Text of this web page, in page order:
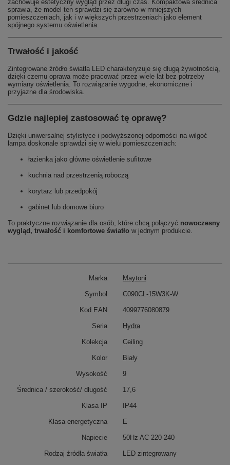
zachowuje estetyczny wygląd przez długi czas. Kompaktowa średnica
sprawia, że model ten sprawdzi się zarówno w mniejszych
pomieszczeniach, jak i w większych przestrzeniach jako element
spójnego systemu oświetlenia.
Trwałość i jakość
Zintegrowane źródło światła LED charakteryzuje się długą żywotnością,
dzięki czemu oprawa może pracować przez wiele lat bez potrzeby
wymiany oświetlenia. To rozwiązanie wygodne, ekonomiczne i
przyjazne dla środowiska.
Gdzie najlepiej zastosować tę oprawę?
Dzięki uniwersalnej stylistyce i podwyższonej odporności na wilgoć
lampa doskonale sprawdzi się w wielu pomieszczeniach:
łazienka jako główne oświetlenie sufitowe
kuchnia nad przestrzenią roboczą
korytarz lub przedpokój
gabinet lub domowe biuro
To praktyczne rozwiązanie dla osób, które chcą połączyć nowoczesny
wygląd, trwałość i komfortowe światło w jednym produkcie.
Marka Maytoni
Symbol C090CL-15W3K-W
Kod EAN 4099776080879
Seria Hydra
Kolekcja Ceiling
Kolor Biały
Wysokość 9
Średnica / szerokość/ długość 17,6
Klasa IP IP44
Klasa energetyczna E
Napiecie 50Hz AC 220-240
Rodzaj źródła światła LED zintegrowany